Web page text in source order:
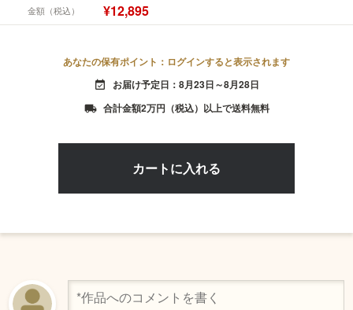
金額（税込） ¥12,895
あなたの保有ポイント：ログインすると表示されます
event_available お届け予定日：8月23日～8月28日
local_shipping 合計金額2万円（税込）以上で送料無料